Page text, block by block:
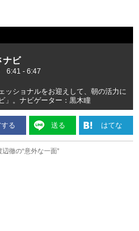
ナビ
6:41 - 6:47
ッショナルをお迎えして、朝の活力に
」。ナビゲーター：黒木瞳
る 送る はてな
徹の“意外な一面”